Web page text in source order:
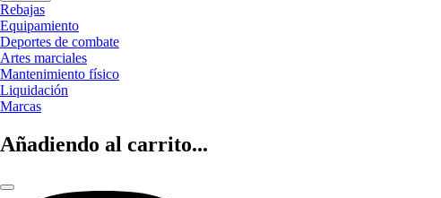
Rebajas
Equipamiento
Deportes de combate
Artes marciales
Mantenimiento físico
Liquidación
Marcas
Añadiendo al carrito...